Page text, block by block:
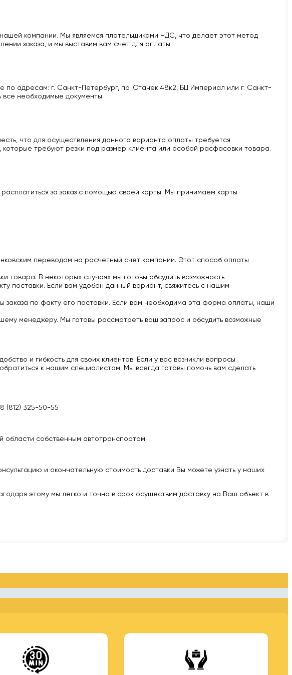
компании. Мы являемся плательщиками НДС, что делает этот метод
заказа, и мы выставим вам счет для оплаты.
адресам: г. Санкт-Петербург, пр. Стачек 48к2, БЦ Империал или г. Санкт-
все необходимые документы.
что для осуществления данного варианта оплаты требуется
которые требуют резки под размер клиента или особой расфасовки товара.
за заказ с помощью своей карты. Мы принимаем карты
переводом на расчетный счет компании. Этот способ оплаты
товара. В некоторых случаях мы готовы обсудить возможность
поставки. Если вам удобен данный вариант, свяжитесь с нашим
по факту его поставки. Если вам необходима эта форма оплаты, наши
менеджеру. Мы готовы рассмотреть ваш запрос и обсудить возможные
и гибкость для своих клиентов. Если у вас возникли вопросы
к нашим специалистам. Мы всегда готовы помочь вам сделать
(812) 325-50-55
области собственным автотранспортом.
и окончательную стоимость доставки Вы можете узнать у наших
этому мы легко и точно в срок осуществим доставку на Ваш объект в